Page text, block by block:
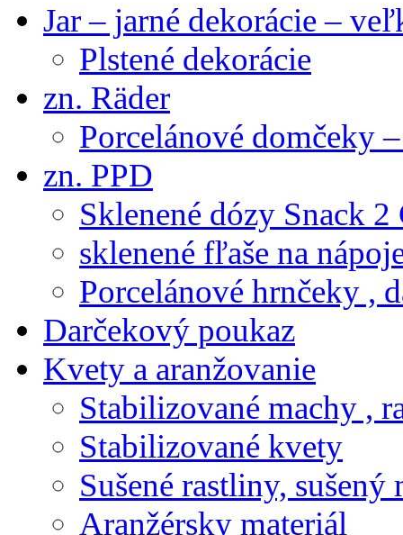
Jar – jarné dekorácie –
Plstené dekorácie
zn. Räder
Porcelánové domčeky
zn. PPD
Sklenené dózy Snack 2
sklenené fľaše na
Porcelánové hrnčeky ,
Darčekový poukaz
Kvety a aranžovanie
Stabilizované machy ,
Stabilizované kvety
Sušené rastliny,
Aranžérsky materiál